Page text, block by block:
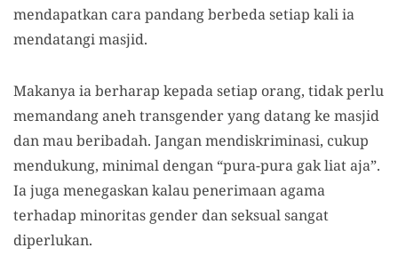
mendapatkan cara pandang berbeda setiap kali ia
mendatangi masjid.
Makanya ia berharap kepada setiap orang, tidak perlu
memandang aneh transgender yang datang ke masjid
dan mau beribadah. Jangan mendiskriminasi, cukup
mendukung, minimal dengan “pura-pura gak liat aja”.
Ia juga menegaskan kalau penerimaan agama
terhadap minoritas gender dan seksual sangat
diperlukan.